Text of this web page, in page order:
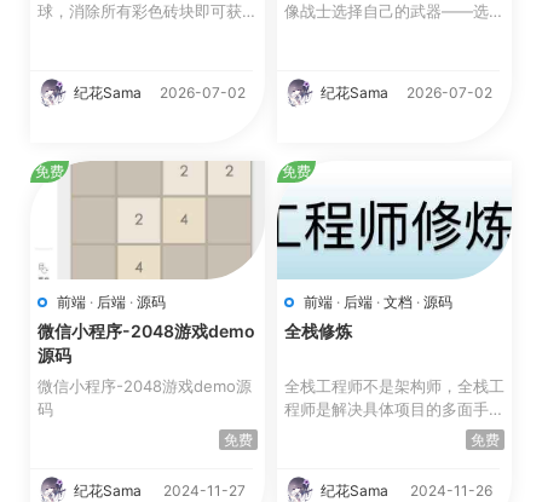
球，消除所有彩色砖块即可获
纪花Sama 2026-07-02
像战士选择自己的武器——选对
纪花Sama 2026-07-02
前端 · 后端 · 源码
微信小程序-2048游戏demo
源码
微信小程序-2048游戏demo源
码
免费
纪花Sama 2024-11-27
免费
前端 · 后端 · 文档 · 源码
全栈修炼
全栈工程师不是架构师，全栈工
程师是解决具体项目的多面手。
如3~5万的小型项目配按...免费
纪花Sama 2024-11-26
免费